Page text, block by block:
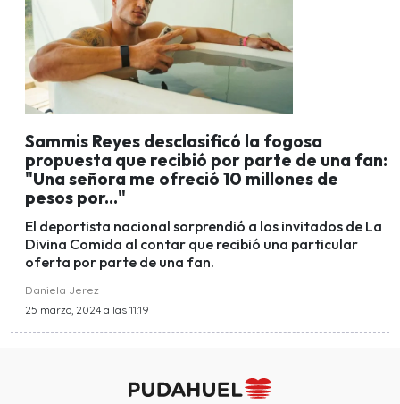
Sammis Reyes desclasificó la fogosa
propuesta que recibió por parte de una fan:
"Una señora me ofreció 10 millones de
pesos por..."
El deportista nacional sorprendió a los invitados de La
Divina Comida al contar que recibió una particular
oferta por parte de una fan.
Daniela Jerez
25 marzo, 2024 a las 11:19